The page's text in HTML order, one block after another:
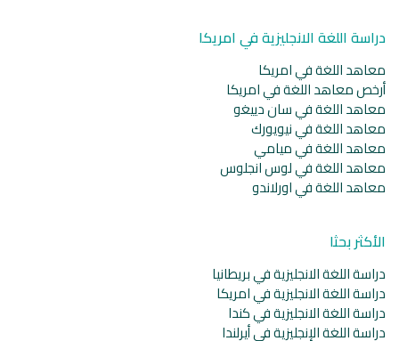
دراسة اللغة الانجليزية في امريكا
معاهد اللغة في امريكا
أرخص معاهد اللغة في امريكا
معاهد اللغة في سان دييغو
معاهد اللغة في نيويورك
معاهد اللغة في ميامي
معاهد اللغة في لوس انجلوس
معاهد اللغة في اورلاندو
الأكثر بحثا
دراسة اللغة الانجليزية في بريطانيا
دراسة اللغة الانجليزية في امريكا
دراسة اللغة الانجليزية في كندا
دراسة اللغة الإنجليزية في أيرلندا